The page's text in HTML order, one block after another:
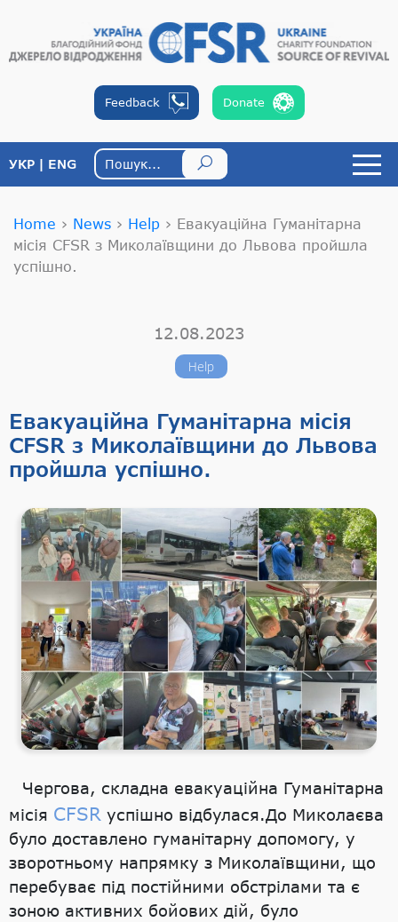
Feedback Donate
УКР ENG
Home › News › Help › Евакуаційна Гуманітарна
місія CFSR з Миколаївщини до Львова пройшла
успішно.
12.08.2023
Help
Евакуаційна Гуманітарна місія
CFSR з Миколаївщини до Львова
пройшла успішно.
Чергова, складна евакуаційна Гуманітарна
місія CFSR успішно відбулася.До Миколаєва
було доставлено гуманітарну допомогу, у
зворотньому напрямку з Миколаївщини, що
перебуває під постійними обстрілами та є
зоною активних бойових дій, було